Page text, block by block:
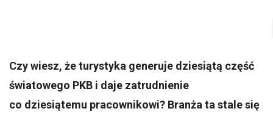
Czy wiesz, że turystyka generuje dziesiątą część
światowego PKB i daje zatrudnienie
co dziesiątemu pracownikowi? Branża ta stale się